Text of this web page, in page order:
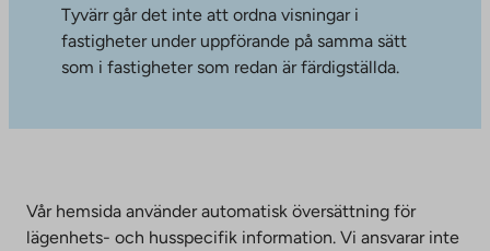
Tyvärr går det inte att ordna visningar i
fastigheter under uppförande på samma sätt
som i fastigheter som redan är färdigställda.
Vår hemsida använder automatisk översättning för
lägenhets- och husspecifik information. Vi ansvarar inte